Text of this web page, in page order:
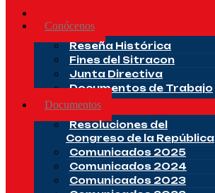
Conócenos
Reseña Histórica
Fines del Sitracon
Junta Directiva
Documentos de Trabajo
Documentos
Resoluciones del
Congreso de la República
Comunicados 2025
Comunicados 2024
Comunicados 2023